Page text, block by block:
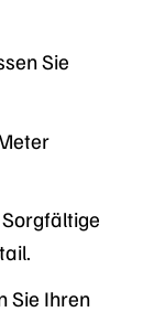
Sie
Sorgfältige
Sie Ihren